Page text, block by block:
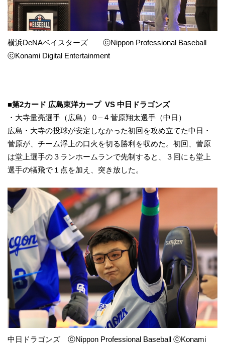
横浜DeNAベイスターズ ⓒNippon Professional Baseball
ⓒKonami Digital Entertainment
■第2カード 広島東洋カープ VS 中日ドラゴンズ
・大寺量亮選手（広島） 0 – 4 菅原翔太選手（中日）
広島・大寺の投球が安定しなかった初回を攻め立てた中日・
菅原が、チーム浮上の口火を切る勝利を収めた。初回、菅原
は堂上選手の３ランホームランで先制すると、３回にも堂上
選手の犠飛で１点を加え、突き放した。
中日ドラゴンズ ⓒNippon Professional Baseball ⓒKonami